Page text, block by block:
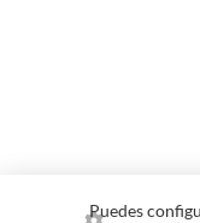
Puedes